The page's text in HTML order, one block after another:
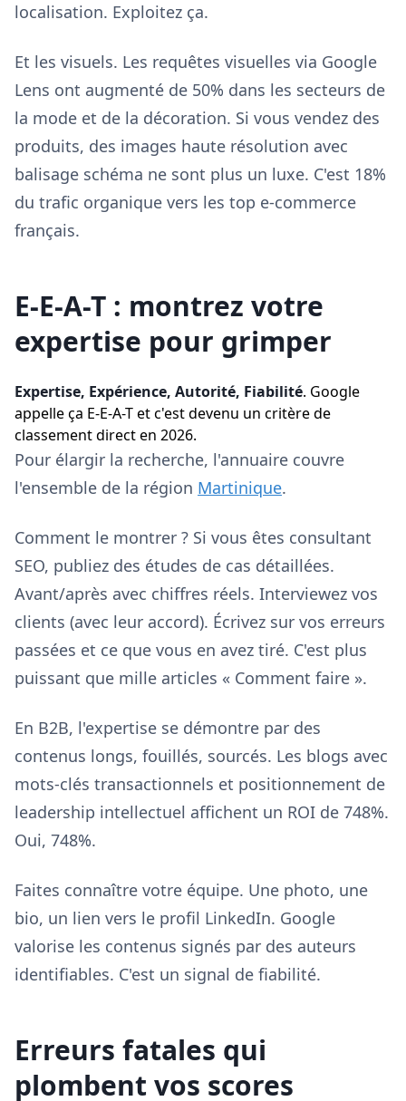
localisation. Exploitez ça.
Et les visuels. Les requêtes visuelles via Google
Lens ont augmenté de 50% dans les secteurs de
la mode et de la décoration. Si vous vendez des
produits, des images haute résolution avec
balisage schéma ne sont plus un luxe. C'est 18%
du trafic organique vers les top e-commerce
français.
E-E-A-T : montrez votre
expertise pour grimper
Expertise, Expérience, Autorité, Fiabilité. Google
appelle ça E-E-A-T et c'est devenu un critère de
classement direct en 2026.
Pour élargir la recherche, l'annuaire couvre
l'ensemble de la région Martinique.
Comment le montrer ? Si vous êtes consultant
SEO, publiez des études de cas détaillées.
Avant/après avec chiffres réels. Interviewez vos
clients (avec leur accord). Écrivez sur vos erreurs
passées et ce que vous en avez tiré. C'est plus
puissant que mille articles « Comment faire ».
En B2B, l'expertise se démontre par des
contenus longs, fouillés, sourcés. Les blogs avec
mots-clés transactionnels et positionnement de
leadership intellectuel affichent un ROI de 748%.
Oui, 748%.
Faites connaître votre équipe. Une photo, une
bio, un lien vers le profil LinkedIn. Google
valorise les contenus signés par des auteurs
identifiables. C'est un signal de fiabilité.
Erreurs fatales qui
plombent vos scores